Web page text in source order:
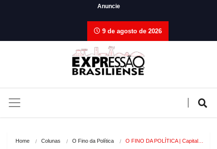
Anuncie
9 de agosto de 2026
Home Colunas O Fino da Política O FINO DA POLÍTICA | Capital…